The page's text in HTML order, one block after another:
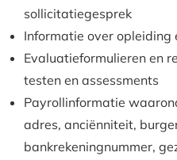
sollicitatiegesprek
Informatie over opleiding
Evaluatieformulieren en
testen en assessments
Payrollinformatie
adres, anciënniteit,
bankrekeningnummer,